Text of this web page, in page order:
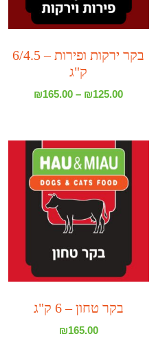
בקר ירקות ופירות – 6/4.5
ק"ג
₪125.00
–
₪165.00
בקר טחון – 6 ק"ג
₪165.00